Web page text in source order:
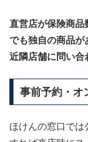
直営店が保険商品
でも独自の商品が
近隣店舗に問い合
事前予約・オ
ほけんの窓口では